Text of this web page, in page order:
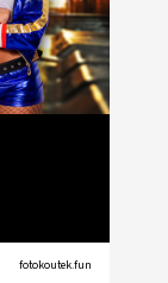
fotokoutek.fun